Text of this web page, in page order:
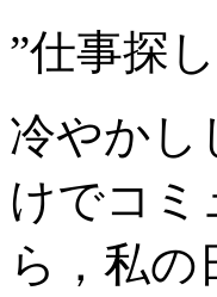
”仕事探
冷やかし
けでコミ
ら，私